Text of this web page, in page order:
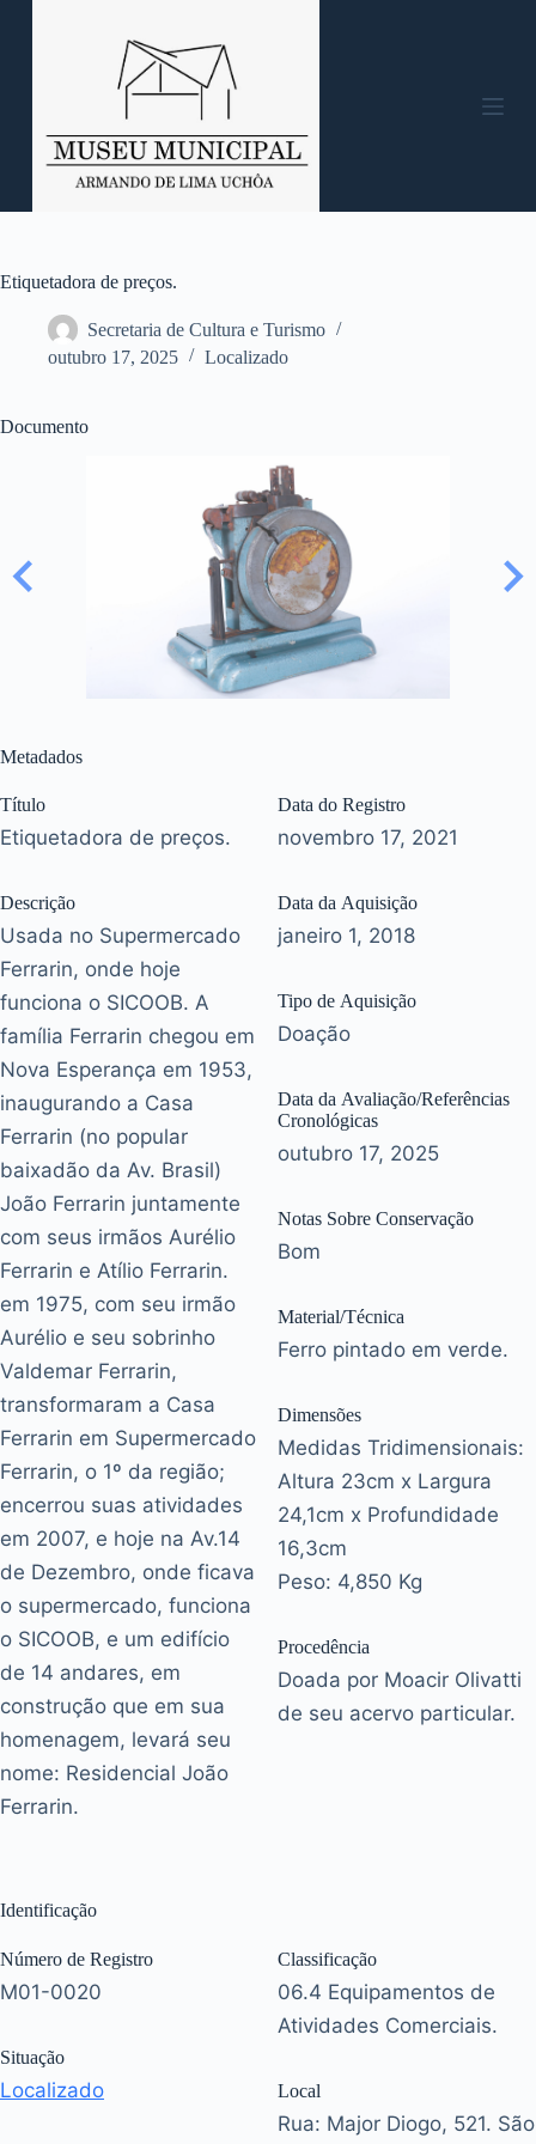
o
n
Etiquetadora de preços.
Secretaria de Cultura e Turismo
outubro 17, 2025
Localizado
Documento
Metadados
Título
Etiquetadora de preços.
Descrição
Usada no Supermercado
Ferrarin, onde hoje
funciona o SICOOB. A
família Ferrarin chegou em
Nova Esperança em 1953,
inaugurando a Casa
Ferrarin (no popular
baixadão da Av. Brasil)
João Ferrarin juntamente
com seus irmãos Aurélio
Ferrarin e Atílio Ferrarin.
em 1975, com seu irmão
Aurélio e seu sobrinho
Valdemar Ferrarin,
transformaram a Casa
Ferrarin em Supermercado
Ferrarin, o 1º da região;
encerrou suas atividades
em 2007, e hoje na Av.14
de Dezembro, onde ficava
o supermercado, funciona
o SICOOB, e um edifício
de 14 andares, em
construção que em sua
homenagem, levará seu
nome: Residencial João
Ferrarin.
Data do Registro
novembro 17, 2021
Data da Aquisição
janeiro 1, 2018
Tipo de Aquisição
Doação
Data da Avaliação/Referências
Cronológicas
outubro 17, 2025
Notas Sobre Conservação
Bom
Material/Técnica
Ferro pintado em verde.
Dimensões
Medidas Tridimensionais:
Altura 23cm x Largura
24,1cm x Profundidade
16,3cm
Peso: 4,850 Kg
Procedência
Doada por Moacir Olivatti
de seu acervo particular.
Identificação
Número de Registro
M01-0020
Situação
Localizado
Classificação
06.4 Equipamentos de
Atividades Comerciais.
Local
Rua: Major Diogo, 521. São